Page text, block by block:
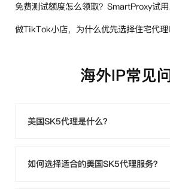
免费
做TikTok小店，为什么优先选择住宅代理
海外IP常见
美国SK5代理是什么？
如何选择适合的美国SK5代理服务？